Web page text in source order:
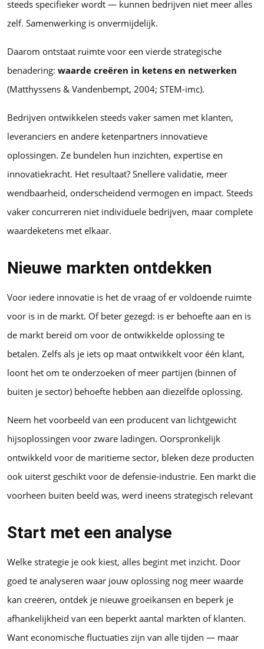
steeds specifieker wordt — kunnen bedrijven niet meer alles
zelf. Samenwerking is onvermijdelijk.
Daarom ontstaat ruimte voor een vierde strategische
benadering: waarde creëren in ketens en netwerken
(Matthyssens & Vandenbempt, 2004; STEM-imc).
Bedrijven ontwikkelen steeds vaker samen met klanten,
leveranciers en andere ketenpartners innovatieve
oplossingen. Ze bundelen hun inzichten, expertise en
innovatiekracht. Het resultaat? Snellere validatie, meer
wendbaarheid, onderscheidend vermogen en impact. Steeds
vaker concurreren niet individuele bedrijven, maar complete
waardeketens met elkaar.
Nieuwe markten ontdekken
Voor iedere innovatie is het de vraag of er voldoende ruimte
voor is in de markt. Of beter gezegd: is er behoefte aan en is
de markt bereid om voor de ontwikkelde oplossing te
betalen. Zelfs als je iets op maat ontwikkelt voor één klant,
loont het om te onderzoeken of meer partijen (binnen of
buiten je sector) behoefte hebben aan diezelfde oplossing.
Neem het voorbeeld van een producent van lichtgewicht
hijsoplossingen voor zware ladingen. Oorspronkelijk
ontwikkeld voor de maritieme sector, bleken deze producten
ook uiterst geschikt voor de defensie-industrie. Een markt die
voorheen buiten beeld was, werd ineens strategisch relevant
Start met een analyse
Welke strategie je ook kiest, alles begint met inzicht. Door
goed te analyseren waar jouw oplossing nog meer waarde
kan creëren, ontdek je nieuwe groeikansen en beperk je
afhankelijkheid van een beperkt aantal markten of klanten.
Want economische fluctuaties zijn van alle tijden — maar